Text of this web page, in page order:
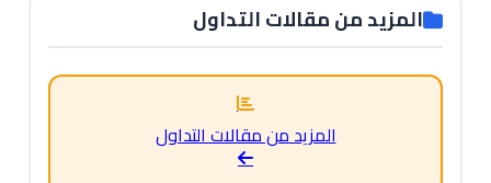
المزيد من مقالات التداول
المزيد من مقالات التداول